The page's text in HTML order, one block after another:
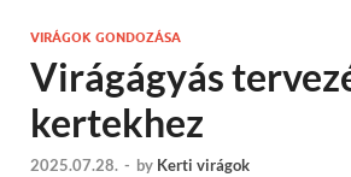
VIRÁGOK GONDOZÁSA
Virágágyás
kertekhez
2025.07.28. - by Kerti virágok